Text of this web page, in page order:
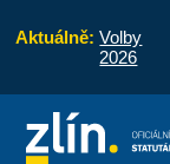
Aktuálně: Volby
2026